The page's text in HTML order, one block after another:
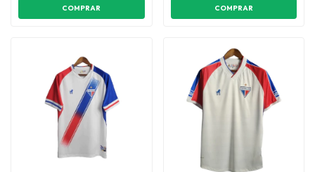
COMPRAR COMPRAR